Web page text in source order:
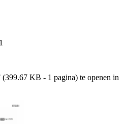
KB - 1 pagina) te openen in